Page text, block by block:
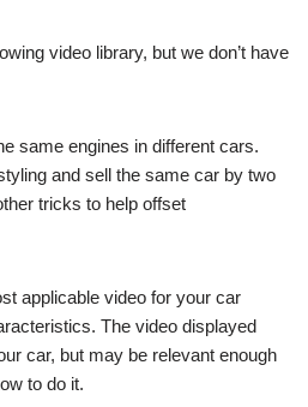
video library, but we don’t have
same engines in different cars.
and sell the same car by two
tricks to help offset
applicable video for your car
The video displayed
car, but may be relevant enough
to do it.